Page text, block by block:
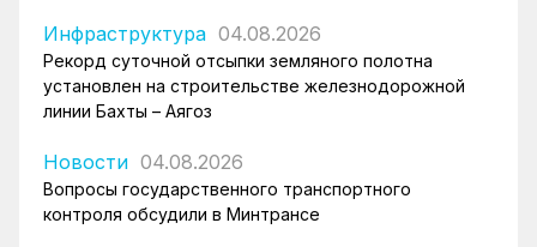
Инфраструктура 04.08.2026
Рекорд суточной отсыпки земляного полотна
установлен на строительстве железнодорожной
линии Бахты – Аягоз
Новости 04.08.2026
Вопросы государственного транспортного
контроля обсудили в Минтрансе